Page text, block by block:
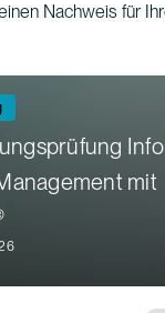
Nachweis für
mit